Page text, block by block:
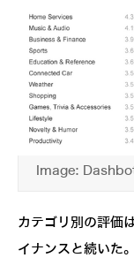
Image:
カテゴリ別の評価
イナンスと続いた。